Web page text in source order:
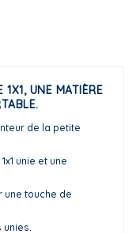
UNE MATIÈRE
de la petite
unie et une
une touche de